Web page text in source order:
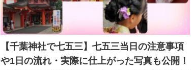
【千葉神社で七五三】七五三当日の注意事項
や1日の流れ・実際に仕上がった写真も公開！